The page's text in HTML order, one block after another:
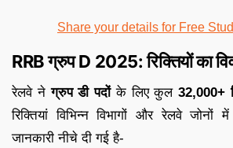
Share your details for Free
RRB ग्रुप D 2025: रिक्तियों का
रेलवे नेग्रुप डी पदोंके लिए कुल32,000+
रिक्तियां विभिन्न विभागों और रेलवे जोनों
जानकारी नीचे दी गई है-